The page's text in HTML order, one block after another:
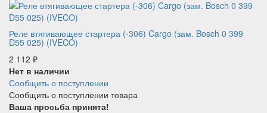
Реле втягивающее стартера (-306) Cargo (зам. Bosch 0 399
D55 025) (IVECO)
2 112 ₽
Нет в наличии
Сообщить о поступлении
Сообщить о поступлении товара
Ваша просьба принята!